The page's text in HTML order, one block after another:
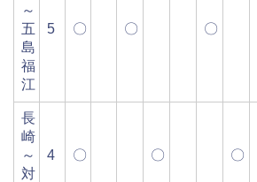
～
五
島
福
江
5 〇 〇 〇
長
崎
～
対
4 〇 〇 〇